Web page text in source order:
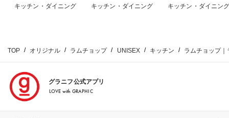
キッチン・ダイニング
キッチン・ダイニング
キッチン・ダイニン
TOP オリジナル ラムチョップ UNISEX キッチン ラムチョップ
グラニフ公式アプリ
LOVE with GRAPHIC